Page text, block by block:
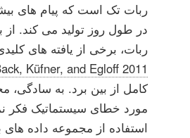
ربات تک است که پیام های
در طول روز تولید می کند. از
ربات، برخی از یافته های
Küfner, and Egloff 2011)
کامل از بین برد. به سادگی،
مورد خطای سیستماتیک فکر
استفاده از مجموعه داده